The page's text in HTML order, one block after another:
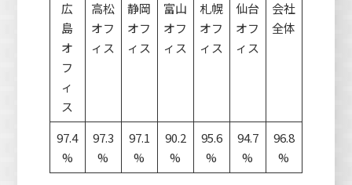
広
島
オ
フ
ィ
ス
高松
オフ
ィス
静岡
オフ
ィス
富山
オフ
ィス
札幌
オフ
ィス
仙台
オフ
ィス
会社
全体
97.4
%
97.3
%
97.1
%
90.2
%
95.6
%
94.7
%
96.8
%